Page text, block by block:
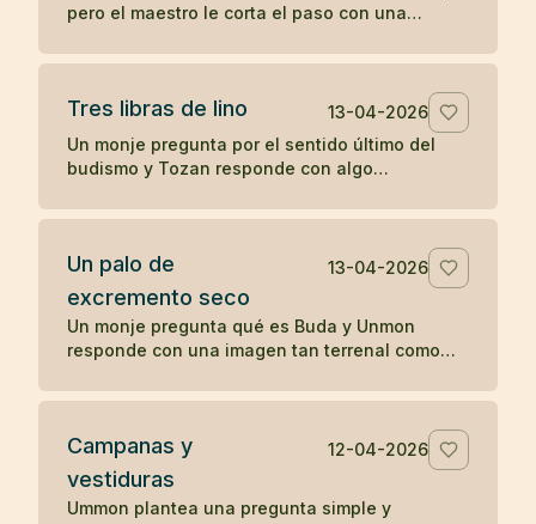
pero el maestro le corta el paso con una
comprensión. Un koan sobre atención y
Tres libras de lino
13-04-2026
Un monje pregunta por el sentido último del
budismo y Tozan responde con algo
koan sobre la realidad inmediata.
Un palo de
excremento seco
13-04-2026
Un monje pregunta qué es Buda y Unmon
responde con una imagen tan terrenal como
Campanas y
vestiduras
12-04-2026
Ummon plantea una pregunta simple y